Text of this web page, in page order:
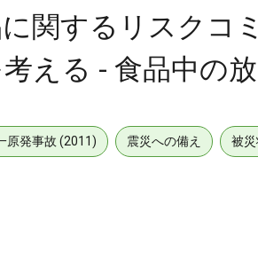
関するリスクコ
える - 食品中の
原発事故 (2011) 震災への備え 被災